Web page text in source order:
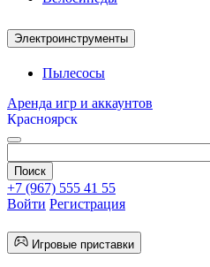
Электроинструменты
Пылесосы
Аренда игр и аккаунтов
Красноярск
+7 (967) 555 41 55
Войти Регистрация
Игровые приставки